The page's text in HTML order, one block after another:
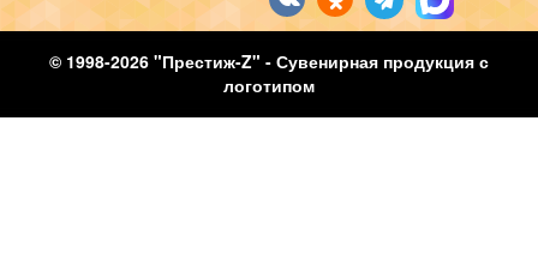
© 1998-2026 "Престиж-Z" - Сувенирная продукция с
логотипом